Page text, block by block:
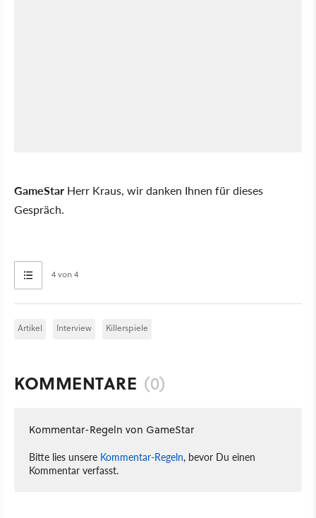
GameStar Herr Kraus, wir danken Ihnen für dieses
Gespräch.
4 von 4
Artikel Interview Killerspiele
KOMMENTARE (0)
Kommentar-Regeln von GameStar
Bitte lies unsere Kommentar-Regeln, bevor Du einen
Kommentar verfasst.